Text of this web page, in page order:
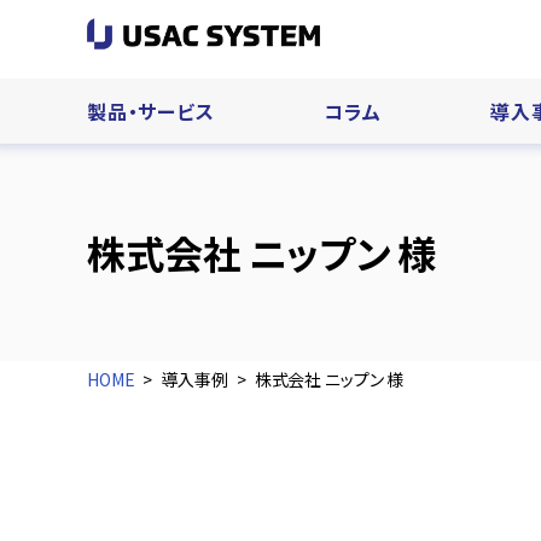
製品・サービス コラム 導入
株式会社 ニップン 様
HOME 導入事例 株式会社 ニップン 様